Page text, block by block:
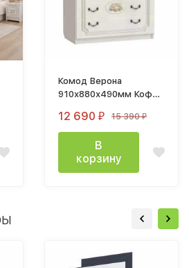
Комод Верона
910х880х490мм Кофе
12 690 ₽ 15 390₽
В
корзину